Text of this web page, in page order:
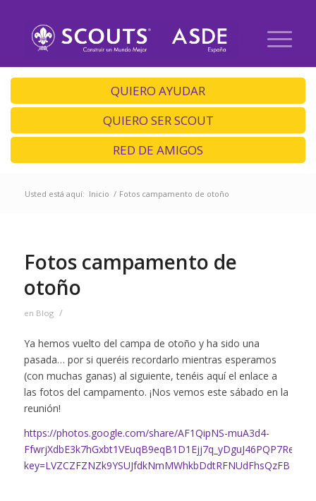
QUIERO AYUDAR
QUIERO SER SCOUT
RED DE AMIGOS
Usted está aquí: Inicio / Fotos campamento de otoño
Fotos campamento de
otoño
en Blog /
Ya hemos vuelto del campa de otoño y ha sido una
pasada… por si queréis recordarlo mientras esperamos
(con muchas ganas) al siguiente, tenéis aquí el enlace a
las fotos del campamento. ¡Nos vemos este sábado en la
reunión!
https://photos.google.com/share/AF1QipNS-muA3d4-
key=LVZCZFZNZk9YSUJfdkNmMWhkbDdtRFNUdFhsQzFB